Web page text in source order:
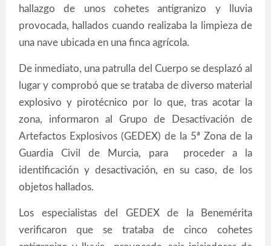
hallazgo de unos cohetes antigranizo y lluvia
provocada, hallados cuando realizaba la limpieza de
una nave ubicada en una finca agrícola.
De inmediato, una patrulla del Cuerpo se desplazó al
lugar y comprobó que se trataba de diverso material
explosivo y pirotécnico por lo que, tras acotar la
zona, informaron al Grupo de Desactivación de
Artefactos Explosivos (GEDEX) de la 5ª Zona de la
Guardia Civil de Murcia, para proceder a la
identificación y desactivación, en su caso, de los
objetos hallados.
Los especialistas del GEDEX de la Benemérita
verificaron que se trataba de cinco cohetes